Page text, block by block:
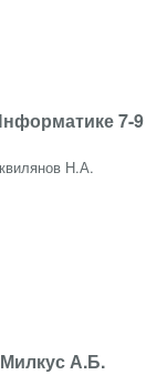
7-9
Н.А.
А.Б.